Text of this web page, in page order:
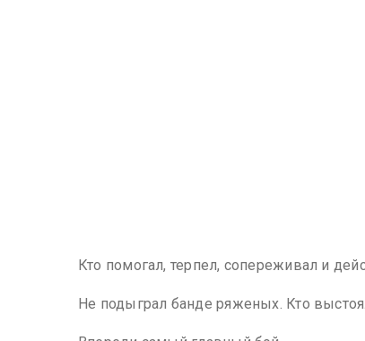
Кто помогал, терпел, сопереживал и
Не подыграл банде ряженых. Кто